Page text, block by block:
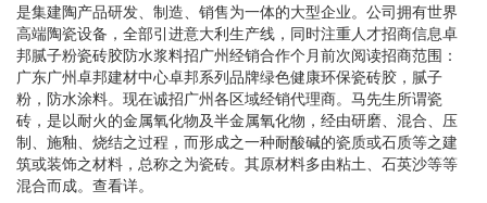
是集建陶产品研发、制造、销售为一体的大型企业。公司拥有世界
高端陶瓷设备，全部引进意大利生产线，同时注重人才招商信息卓
邦腻子粉瓷砖胶防水浆料招广州经销合作个月前次阅读招商范围：
广东广州卓邦建材中心卓邦系列品牌绿色健康环保瓷砖胶，腻子
粉，防水涂料。现在诚招广州各区域经销代理商。马先生所谓瓷
砖，是以耐火的金属氧化物及半金属氧化物，经由研磨、混合、压
制、施釉、烧结之过程，而形成之一种耐酸碱的瓷质或石质等之建
筑或装饰之材料，总称之为瓷砖。其原材料多由粘土、石英沙等等
混合而成。查看详。